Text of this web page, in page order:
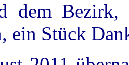
dem Bezirk,
ein Stück